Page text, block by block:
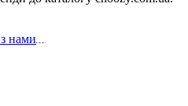
з нами